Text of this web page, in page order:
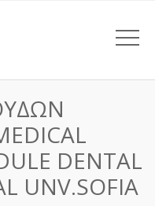
DENTAL
UNV.SOFIA